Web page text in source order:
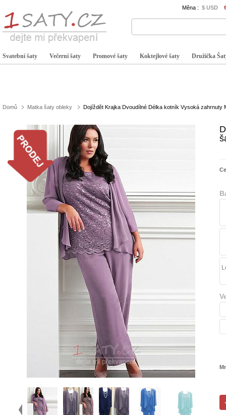
Měna : $ USD
Svatební šaty Večerní šaty Promové šaty Koktejlové šaty Družička
Domů Matka šaty obleky Dojíždět Krajka Dvoudílné Délka kotník Vysoká zahrnuty